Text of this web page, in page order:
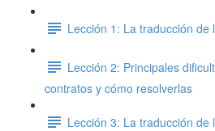
Lección 1: La traducción de
Lección 2: Principales
contratos y cómo resolverlas
Lección 3: La traducción de